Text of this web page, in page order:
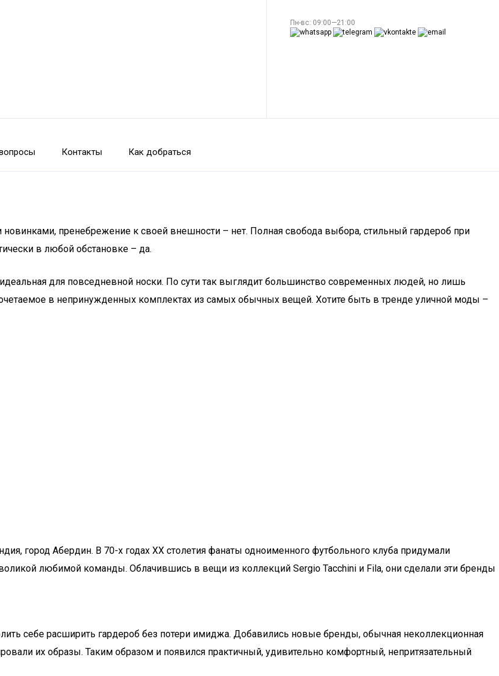
Пн-вс: 09:00—21:00
Контакты Как добраться
пренебрежение к своей внешности – нет. Полная свобода выбора, стильный гардероб при
в любой обстановке – да.
для повседневной носки. По сути так выглядит большинство современных людей, но лишь
в непринужденных комплектах из самых обычных вещей. Хотите быть в тренде уличной моды –
город Абердин. В 70-х годах ХХ столетия фанаты одноименного футбольного клуба придумали
любимой команды. Облачившись в вещи из коллекций Sergio Tacchini и Fila, они сделали эти бренды
себе расширить гардероб без потери имиджа. Добавились новые бренды, обычная неколлекционная
их образы. Таким образом и появился практичный, удивительно комфортный, непритязательный